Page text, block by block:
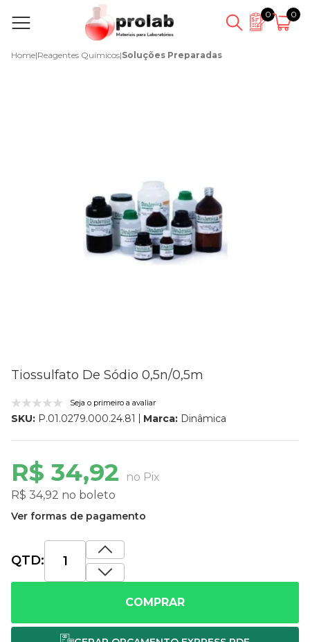
0 0
Home|Reagentes Químicos|Soluções Preparadas
Tiossulfato De Sódio 0,5n/0,5m
Seja o primeiro a avaliar
SKU: P.01.0279.000.24.81 Marca: Dinâmica
R$ 34,92
no Pix
R$ 34,92 no boleto
Ver formas de pagamento
QTD:
COMPRAR